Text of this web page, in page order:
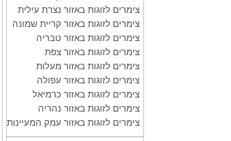
צימרים לזוגות באזור נצרת עילית
צימרים לזוגות באזור קריית שמונה
צימרים לזוגות באזור טבריה
צימרים לזוגות באזור צפת
צימרים לזוגות באזור מעלות
צימרים לזוגות באזור עפולה
צימרים לזוגות באזור כרמיאל
צימרים לזוגות באזור נהריה
צימרים לזוגות באזור עמק המעיינות